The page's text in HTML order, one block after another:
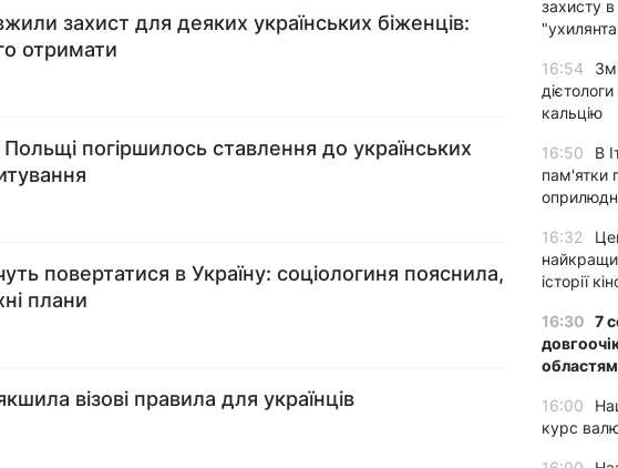
захист для деяких українських біженців:
отримати
погіршилось ставлення до українських
повертатися в Україну: соціологиня пояснила,
плани
візові правила для українців
захисту
16:54
кальцію
16:50
В
пам'ятки
16:32
історії
16:30 7
16:00
курс